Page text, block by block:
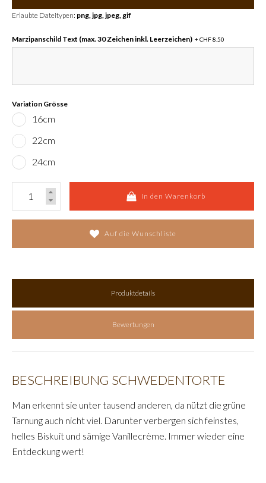
Erlaubte Dateitypen: png, jpg, jpeg, gif
Marzipanschild Text (max. 30 Zeichen inkl. Leerzeichen) + CHF 8.50
Variation Grösse
16cm
22cm
24cm
In den Warenkorb
Auf die Wunschliste
Produktdetails
Bewertungen
BESCHREIBUNG SCHWEDENTORTE
Man erkennt sie unter tausend anderen, da nützt die grüne
Tarnung auch nicht viel. Darunter verbergen sich feinstes,
helles Biskuit und sämige Vanillecrème. Immer wieder eine
Entdeckung wert!